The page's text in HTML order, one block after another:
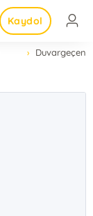
Kaydol
Duvargeçen